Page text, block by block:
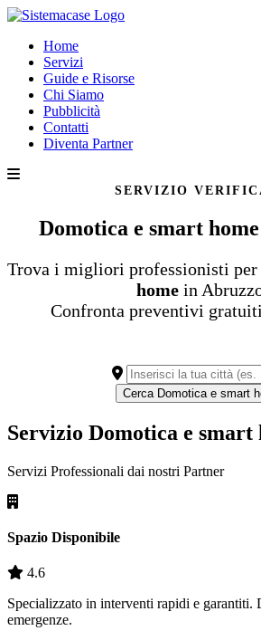
Home
Servizi
Guide e Risorse
Chi Siamo
Pubblicità
Contatti
Diventa Partner
SERVIZIO
Domotica e smart
Trova i migliori professionisti per
home in
Confronta preventivi
Cerca Domotica e smart
Servizio Domotica e smart
Servizi Professionali dai nostri Partner
Spazio Disponibile
4.6
Specializzato in interventi rapidi e garantiti.
emergenze.